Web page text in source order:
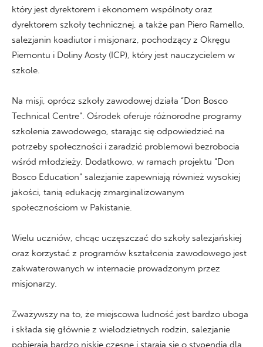
który jest dyrektorem i ekonomem wspólnoty oraz
dyrektorem szkoły technicznej, a także pan Piero Ramello,
salezjanin koadiutor i misjonarz, pochodzący z Okręgu
Piemontu i Doliny Aosty (ICP), który jest nauczycielem w
szkole.
Na misji, oprócz szkoły zawodowej działa “Don Bosco
Technical Centre”. Ośrodek oferuje różnorodne programy
szkolenia zawodowego, starając się odpowiedzieć na
potrzeby społeczności i zaradzić problemowi bezrobocia
wśród młodzieży. Dodatkowo, w ramach projektu “Don
Bosco Education” salezjanie zapewniają również wysokiej
jakości, tanią edukację zmarginalizowanym
społecznościom w Pakistanie.
Wielu uczniów, chcąc uczęszczać do szkoły salezjańskiej
oraz korzystać z programów kształcenia zawodowego jest
zakwaterowanych w internacie prowadzonym przez
misjonarzy.
Zważywszy na to, że miejscowa ludność jest bardzo uboga
i składa się głównie z wielodzietnych rodzin, salezjanie
pobierają bardzo niskie czesne i starają się o stypendia dla